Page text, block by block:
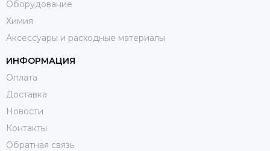
Оборудование
Химия
Аксессуары и расходные материалы
ИНФОРМАЦИЯ
Оплата
Доставка
Новости
Контакты
Обратная связь